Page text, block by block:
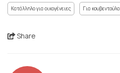
Κατάλληλο για οικογένειες Για κουβεντούλα
Share